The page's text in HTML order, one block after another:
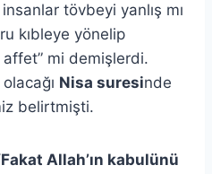
insanlar tövbeyi yanlış mı
kıbleye yönelip
affet” mi demişlerdi.
Nisa suresinde
belirtmişti.
Allah’ın kabulünü